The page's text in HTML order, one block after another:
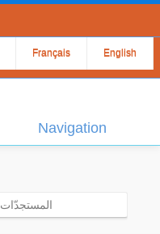
Français English
Navigation
المستجدّات